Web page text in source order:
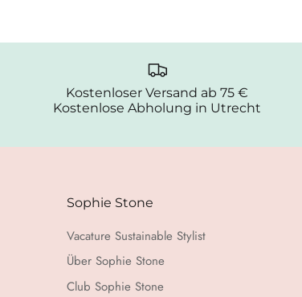
Kostenloser Versand ab 75 €
Kostenlose Abholung in Utrecht
Sophie Stone
Vacature Sustainable Stylist
Über Sophie Stone
Club Sophie Stone